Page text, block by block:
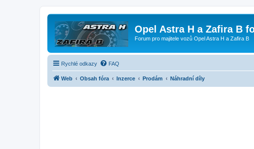
Opel Astra H a Zafira B
Forum pro majitele vozů Opel Astra H a Zafira B
Rychlé odkazy FAQ
Web Obsah fóra Inzerce Prodám Náhradní díly